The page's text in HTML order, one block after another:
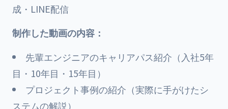
成・LINE配信
制作した動画の内容：
先輩エンジニアのキャリアパス紹介（入社5年
目・10年目・15年目）
プロジェクト事例の紹介（実際に手がけたシ
ステムの解説）